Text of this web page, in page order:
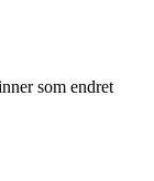
som endret